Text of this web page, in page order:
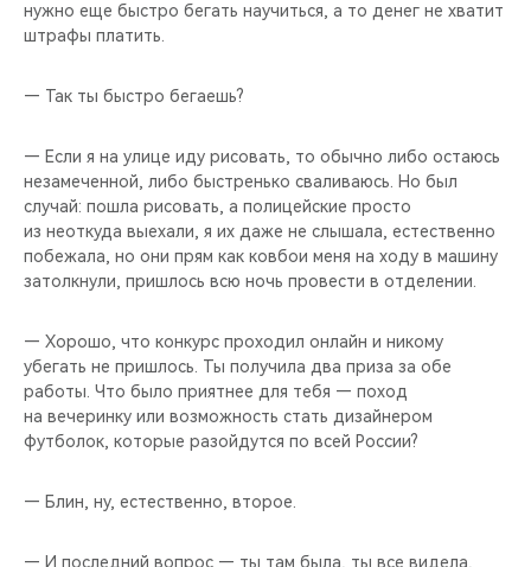
нужно еще быстро бегать научиться, а то денег не хватит
штрафы платить.
— Так ты быстро бегаешь?
— Если я на улице иду рисовать, то обычно либо остаюсь
незамеченной, либо быстренько сваливаюсь. Но был
случай: пошла рисовать, а полицейские просто
из неоткуда выехали, я их даже не слышала, естественно
побежала, но они прям как ковбои меня на ходу в машину
затолкнули, пришлось всю ночь провести в отделении.
— Хорошо, что конкурс проходил онлайн и никому
убегать не пришлось. Ты получила два приза за обе
работы. Что было приятнее для тебя — поход
на вечеринку или возможность стать дизайнером
футболок, которые разойдутся по всей России?
— Блин, ну, естественно, второе.
— И последний вопрос — ты там была, ты все видела,